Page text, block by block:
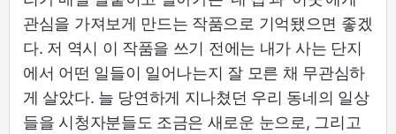
관심을 가져보게 만드는 작품으로 기억됐으면 좋겠
다. 저 역시 이 작품을 쓰기 전에는 내가 사는 단지
에서 어떤 일들이 일어나는지 잘 모른 채 무관심하
게 살았다. 늘 당연하게 지나쳤던 우리 동네의 일상
들을 시청자분들도 조금은 새로운 눈으로, 그리고